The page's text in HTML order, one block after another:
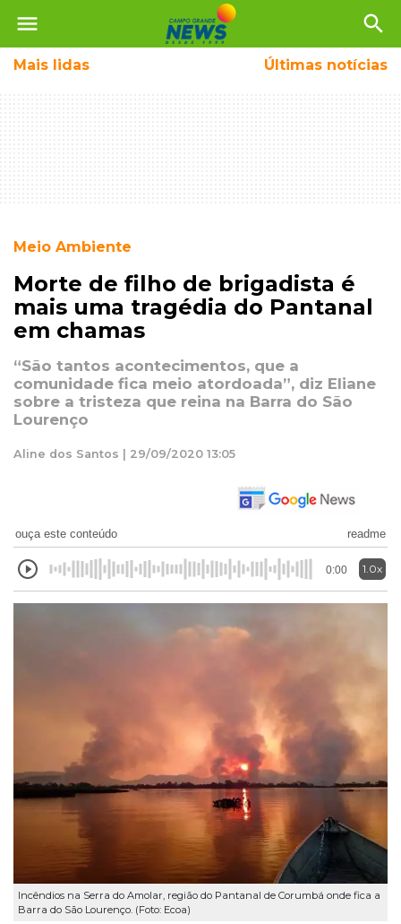
menu search
Mais lidas Últimas notícias
Meio Ambiente
Morte de filho de brigadista é
mais uma tragédia do Pantanal
em chamas
“São tantos acontecimentos, que a
comunidade fica meio atordoada”, diz Eliane
sobre a tristeza que reina na Barra do São
Lourenço
Aline dos Santos | 29/09/2020 13:05
ouça este conteúdo readme
0:00 1.0x
Incêndios na Serra do Amolar, região do Pantanal de Corumbá onde fica a
Barra do São Lourenço. (Foto: Ecoa)